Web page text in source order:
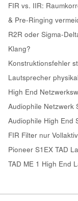
FIR vs. IIR:
& Pre-Ringing
R2R oder Sigma-
Klang?
Konstruktionsfehler
Lautsprecher
High End
Audiophile Netzwerk
Audiophile High End
FIR Filter nur
Pioneer S1EX TAD
TAD ME 1 High End